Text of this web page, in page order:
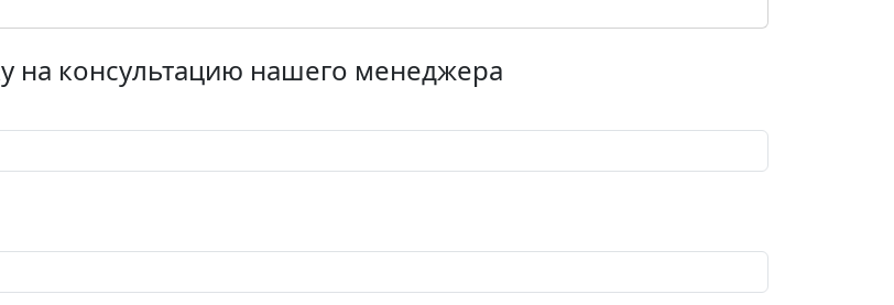
на консультацию нашего менеджера